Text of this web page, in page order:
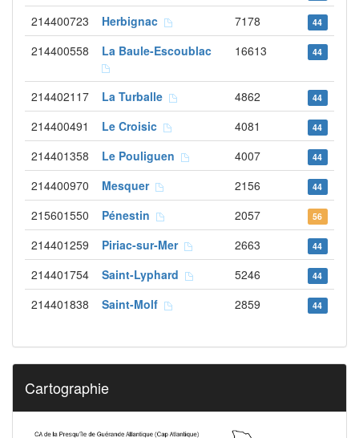
214400723 Herbignac 7178 44
214400558 La Baule-Escoublac 16613 44
214402117 La Turballe 4862 44
214400491 Le Croisic 4081 44
214401358 Le Pouliguen 4007 44
214400970 Mesquer 2156 44
215601550 Pénestin 2057 56
214401259 Piriac-sur-Mer 2663 44
214401754 Saint-Lyphard 5246 44
214401838 Saint-Molf 2859 44
Cartographie